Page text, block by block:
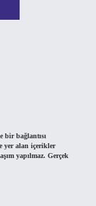
bir bağlantısı
yer alan içerikler
yapılmaz. Gerçek